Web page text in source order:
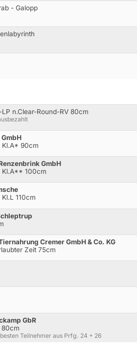
- Galopp
n.Clear-Round-RV 80cm
Kl.A* 90cm
GmbH
Kl.A** 100cm
110cm
Cremer GmbH & Co. KG
Zeit 75cm
GbR
80cm
Teilnehmer aus Prfg. 24 + 26